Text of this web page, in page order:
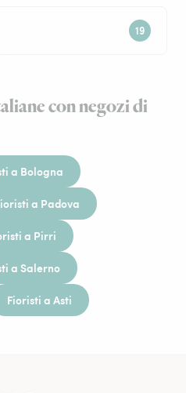
con negozi di
a Bologna
a Padova
a Pirri
a Salerno
Fioristi a Asti